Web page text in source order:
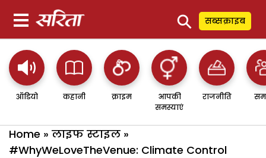
⚲ सब्सक्राइब
ऑडियो कहानी क्राइम
आपकी
समस्याएं
राजनीति
Home » लाइफ स्टाइल »
#WhyWeLoveTheVenue: Climate Control